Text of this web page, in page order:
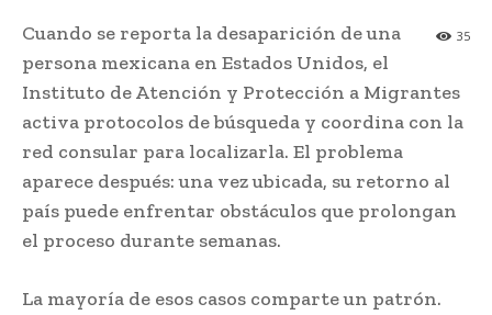
35
Cuando se reporta la desaparición de una
persona mexicana en Estados Unidos, el
Instituto de Atención y Protección a Migrantes
activa protocolos de búsqueda y coordina con la
red consular para localizarla. El problema
aparece después: una vez ubicada, su retorno al
país puede enfrentar obstáculos que prolongan
el proceso durante semanas.
La mayoría de esos casos comparte un patrón.